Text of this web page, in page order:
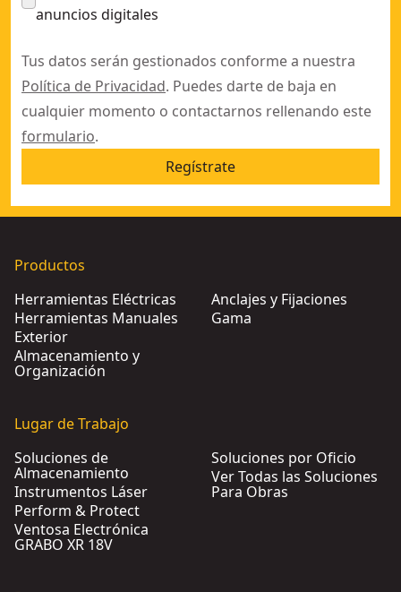
anuncios digitales
Tus datos serán gestionados conforme a nuestra
Política de Privacidad. Puedes darte de baja en
cualquier momento o contactarnos rellenando este
formulario.
Regístrate
Productos
Herramientas Eléctricas
Herramientas Manuales
Exterior
Almacenamiento y
Organización
Anclajes y Fijaciones
Gama
Lugar de Trabajo
Soluciones de
Almacenamiento
Instrumentos Láser
Perform & Protect
Ventosa Electrónica
GRABO XR 18V
Soluciones por Oficio
Ver Todas las Soluciones
Para Obras